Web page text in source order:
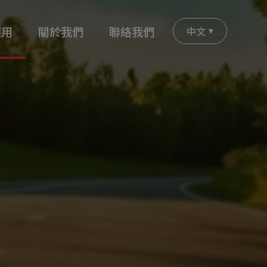
中文
關於我們 聯絡我們